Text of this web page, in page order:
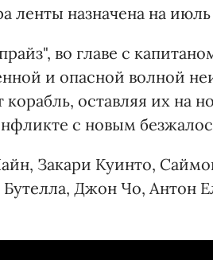
ленты назначена на июль
во главе с
и опасной волной
оставляя их на
с новым
Закари Куинто,
Джон Чо, Антон